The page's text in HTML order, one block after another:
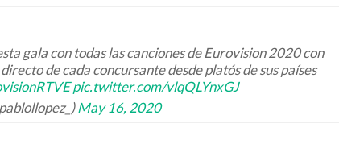
gala con todas las canciones de Eurovision 2020 con
de cada concursante desde platós de sus países
pic.twitter.com/vlqQLYnxGJ
May 16, 2020